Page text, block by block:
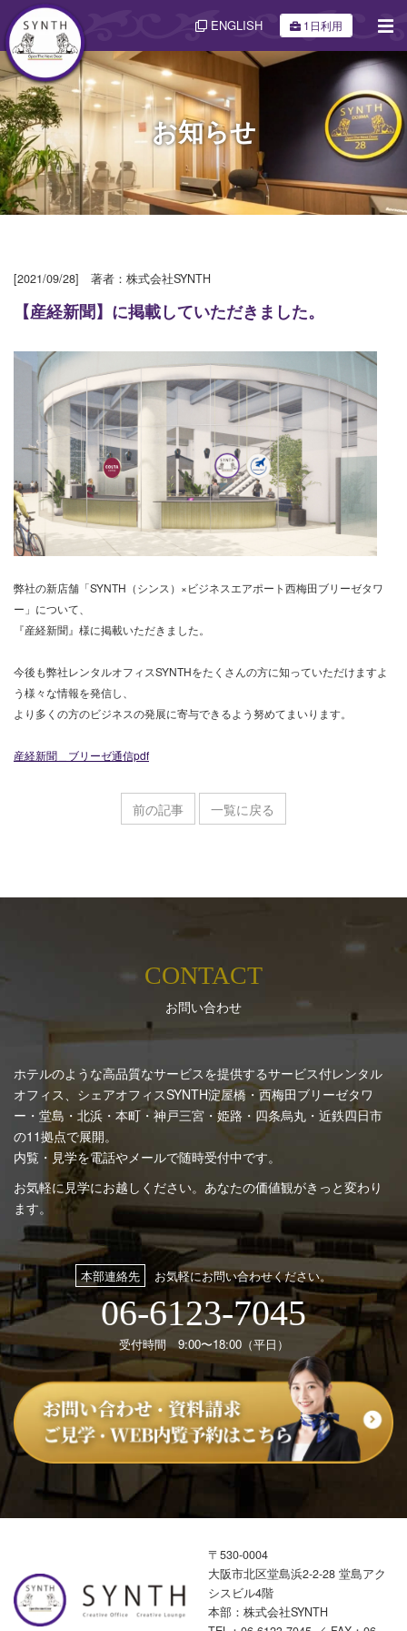
ENGLISH 1日利用
お知らせ
[2021/09/28] 著者：株式会社SYNTH
【産経新聞】に掲載していただきました。
弊社の新店舗「SYNTH（シンス）×ビジネスエアポート西梅田ブリーゼタワ
ー」について、
『産経新聞』様に掲載いただきました。
今後も弊社レンタルオフィスSYNTHをたくさんの方に知っていただけますよ
う様々な情報を発信し、
より多くの方のビジネスの発展に寄与できるよう努めてまいります。
産経新聞＿ブリーゼ通信pdf
前の記事 一覧に戻る
CONTACT
お問い合わせ
ホテルのような高品質なサービスを提供するサービス付レンタル
オフィス、シェアオフィスSYNTH淀屋橋・西梅田ブリーゼタワ
ー・堂島・北浜・本町・神戸三宮・姫路・四条烏丸・近鉄四日市
の11拠点で展開。
内覧・見学を電話やメールで随時受付中です。
お気軽に見学にお越しください。あなたの価値観がきっと変わり
ます。
本部連絡先 お気軽にお問い合わせください。
06-6123-7045
受付時間 9:00〜18:00（平日）
〒530-0004
大阪市北区堂島浜2-2-28 堂島アク
シスビル4階
本部：株式会社SYNTH